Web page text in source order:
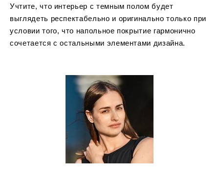
Учтите, что интерьер с темным полом будет
выглядеть респектабельно и оригинально только при
условии того, что напольное покрытие гармонично
сочетается с остальными элементами дизайна.